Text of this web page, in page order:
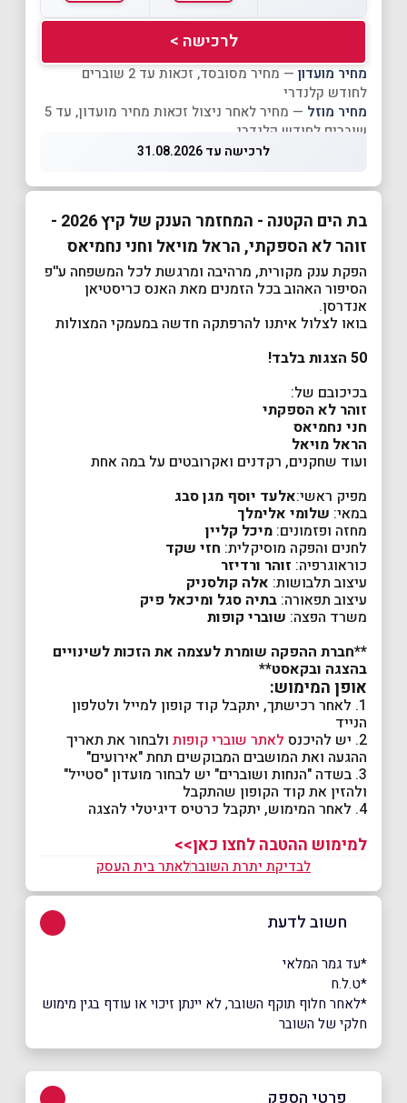
לרכישה >
מחיר מועדון
— מחיר מסובסד, זכאות עד 2 שוברים
לחודש קלנדרי
מחיר מוזל
— מחיר לאחר ניצול זכאות מחיר מועדון, עד 5
שוברים לחודש קלנדרי
לרכישה עד 31.08.2026
בת הים הקטנה - המחזמר הענק של קיץ 2026 -
זוהר לא הספקתי, הראל מויאל וחני נחמיאס
הפקת ענק מקורית, מרהיבה ומרגשת לכל המשפחה ע''פ
הסיפור האהוב בכל הזמנים מאת האנס כריסטיאן
אנדרסן.
בואו לצלול איתנו להרפתקה חדשה במעמקי המצולות
50 הצגות בלבד!
בכיכובם של:
זוהר לא הספקתי
חני נחמיאס
הראל מויאל
ועוד שחקנים, רקדנים ואקרובטים על במה אחת
מפיק ראשי:אלעד יוסף מגן סבג
במאי: שלומי אלימלך
מחזה ופזמונים: מיכל קליין
לחנים והפקה מוסיקלית: חזי שקד
כוראוגרפיה: זוהר ורדיזר
עיצוב תלבושות: אלה קולסניק
עיצוב תפאורה: בתיה סגל ומיכאל פיק
משרד הפצה: שוברי קופות
**חברת ההפקה שומרת לעצמה את הזכות לשינויים
בהצגה ובקאסט**
אופן המימוש:
1. לאחר רכישתך, יתקבל קוד קופון למייל ולטלפון
הנייד
2. יש להיכנס לאתר שוברי קופות ולבחור את תאריך
ההגעה ואת המושבים המבוקשים תחת "אירועים"
3. בשדה "הנחות ושוברים" יש לבחור מועדון "סטייל"
ולהזין את קוד הקופון שהתקבל
4. לאחר המימוש, יתקבל כרטיס דיגיטלי להצגה
למימוש ההטבה לחצו כאן>>
לבדיקת יתרת השוברלאתר בית העסק
חשוב לדעת
*עד גמר המלאי
*ט.ל.ח
*לאחר חלוף תוקף השובר, לא יינתן זיכוי או עודף בגין מימוש
חלקי של השובר